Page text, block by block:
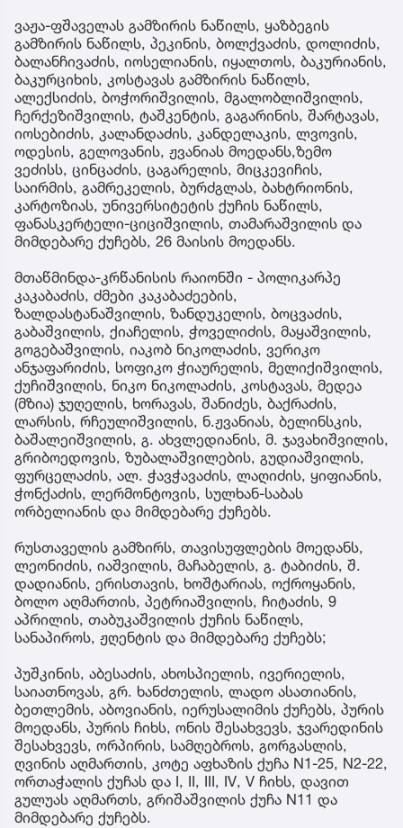
ვაჟა-ფშაველას გამზირის ნაწილს, ყაზბეგის
გამზირის ნაწილს, პეკინის, ბოლქვაძის, დოლიძის,
ბალანჩივაძის, იოსელიანის, იყალთოს, ბაკურიანის,
ბაკურციხის, კოსტავას გამზირის ნაწილს,
ალექსიძის, ბოჭორიშვილის, მგალობლიშვილის,
ჩერქეზიშვილის, ტაშკენტის, გაგარინის, შარტავას,
იოსებიძის, კალანდაძის, კანდელაკის, ლვოვის,
ოდესის, გელოვანის, ჟვანიას მოედანს,ზემო
ვეძისს, ცინცაძის, ცაგარელის, მიცკევიჩის,
საირმის, გამრეკელის, ბურძგლას, ბახტრიონის,
კარტოზიას, უნივერსიტეტის ქუჩის ნაწილს,
ფანასკერტელი-ციციშვილის, თამარაშვილის და
მიმდებარე ქუჩებს, 26 მაისის მოედანს.
მთაწმინდა-კრწანისის რაიონში - პოლიკარპე
კაკაბაძის, ძმები კაკაბაძეების,
ზალდასტანაშვილის, ზანდუკელის, ბოცვაძის,
გაბაშვილის, ქიაჩელის, ჭოველიძის, მაყაშვილის,
გოგებაშვილის, იაკობ ნიკოლაძის, ვერიკო
ანჯაფარიძის, სოფიკო ჭიაურელის, მელიქიშვილის,
ქუჩიშვილის, ნიკო ნიკოლაძის, კოსტავას, მედეა
(მზია) ჯუღელის, ხორავას, შანიძეს, ბაქრაძის,
ლარსის, რჩეულიშვილის, ნ.ჟვანიას, ბელინსკის,
ბაშალეიშვილის, გ. ახვლედიანის, მ. ჯავახიშვილის,
გრიბოედოვის, ზუბალაშვილების, გუდიაშვილის,
ფურცელაძის, ალ. ჭავჭავაძის, ლაღიძის, ყიფიანის,
ჭონქაძის, ლერმონტოვის, სულხან-საბას
ორბელიანის და მიმდებარე ქუჩებს.
რუსთაველის გამზირს, თავისუფლების მოედანს,
ლეონიძის, იაშვილის, მაჩაბელის, გ. ტაბიძის, შ.
დადიანის, ერისთავის, ხოშტარიას, ოქროყანის,
ბოლო აღმართის, პეტრიაშვილის, ჩიტაძის, 9
აპრილის, თაბუკაშვილის ქუჩის ნაწილს,
სანაპიროს, ჟღენტის და მიმდებარე ქუჩებს;
პუშკინის, აბესაძის, ახოსპიელის, ივერიელის,
საიათნოვას, გრ. ხანძთელის, ლადო ასათიანის,
ბეთლემის, აბოვიანის, იერუსალიმის ქუჩებს, პურის
მოედანს, პურის ჩიხს, ონის შესახვევს, ჯვარედინის
შესახვევს, ორპირის, სამღებროს, გორგასლის,
ღვინის აღმართის, კოტე აფხაზის ქუჩა N1-25, N2-22,
ორთაჭალის ქუჩას და I, II, III, IV, V ჩიხს, დავით
გულუას აღმართს, გრიშაშვილის ქუჩა N11 და
მიმდებარე ქუჩებს.